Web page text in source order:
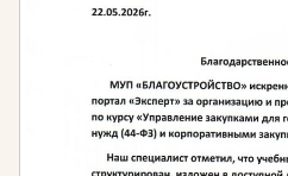
программы разработаны
квалификационными
Какие знания получит